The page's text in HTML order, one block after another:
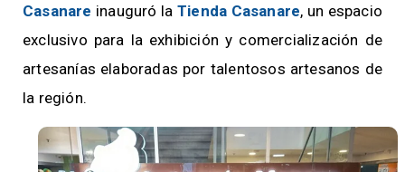
Casanare inauguró la Tienda Casanare, un espacio
exclusivo para la exhibición y comercialización de
artesanías elaboradas por talentosos artesanos de
la región.